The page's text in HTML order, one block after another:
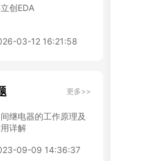
创EDA
03-12 16:21:58
更多>>
继电器的工作原理及
详解
09-09 14:36:37